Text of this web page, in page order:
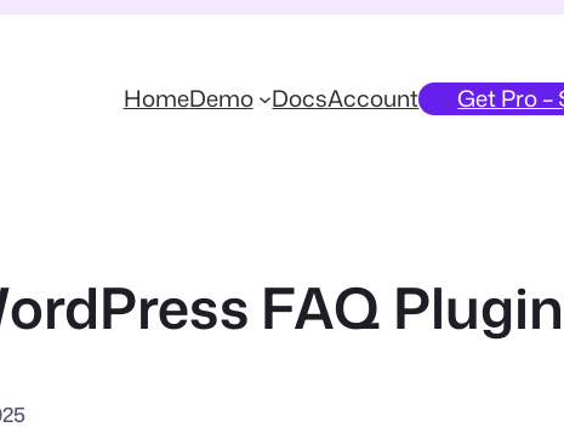
HomeDemo DocsAccount Get Pro –
FAQ